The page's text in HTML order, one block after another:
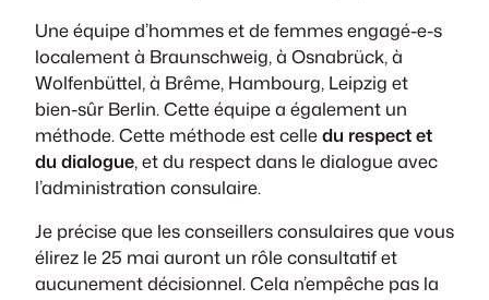
Une équipe d’hommes et de femmes engagé-e-s
localement à Braunschweig, à Osnabrück, à
Wolfenbüttel, à Brême, Hambourg, Leipzig et
bien-sûr Berlin. Cette équipe a également un
méthode. Cette méthode est celledu respect et
du dialogue, et du respect dans le dialogue avec
l’administration consulaire.
Je précise que les conseillers consulaires que vous
élirez le 25 mai auront un rôle consultatif et
aucunement décisionnel. Cela n’empêche pas la